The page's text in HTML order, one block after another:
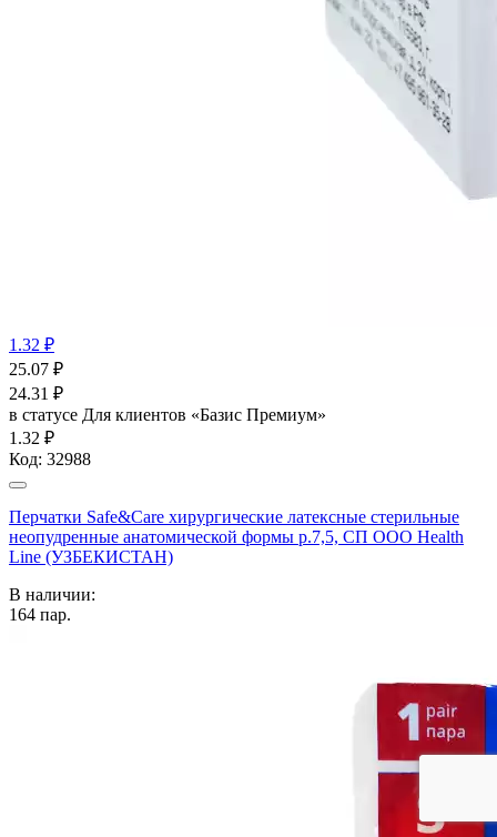
1.32 ₽
25.07 ₽
24.31 ₽
в статусе Для клиентов «Базис Премиум»
1.32 ₽
Код: 32988
Перчатки Safe&Care хирургические латексные стерильные
неопудренные анатомической формы р.7,5, СП ООО Health
Line (УЗБЕКИСТАН)
В наличии:
164 пар.